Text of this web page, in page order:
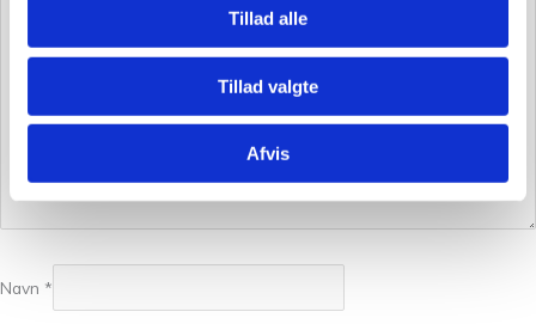
Tillad alle
Tillad valgte
Afvis
Navn *